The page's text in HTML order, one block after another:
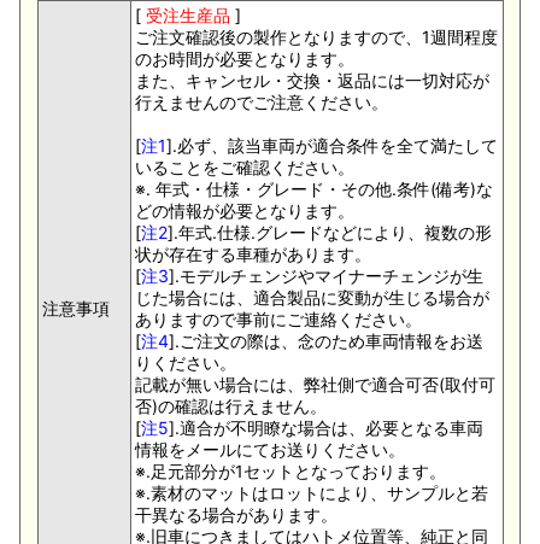
注意事項
[ 受注生産品 ]
ご注文確認後の製作となりますので、1週間程度
のお時間が必要となります。
また、キャンセル・交換・返品には一切対応が
行えませんのでご注意ください。
[注1].必ず、該当車両が適合条件を全て満たして
いることをご確認ください。
※. 年式・仕様・グレード・その他.条件(備考)な
どの情報が必要となります。
[注2].年式.仕様.グレードなどにより、複数の形
状が存在する車種があります。
[注3].モデルチェンジやマイナーチェンジが生
じた場合には、適合製品に変動が生じる場合が
ありますので事前にご連絡ください。
[注4].ご注文の際は、念のため車両情報をお送
りください。
記載が無い場合には、弊社側で適合可否(取付可
否)の確認は行えません。
[注5].適合が不明瞭な場合は、必要となる車両
情報をメールにてお送りください。
※.足元部分が1セットとなっております。
※.素材のマットはロットにより、サンプルと若
干異なる場合があります。
※.旧車につきましてはハトメ位置等、純正と同